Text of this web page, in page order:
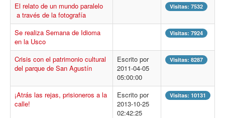
El relato de un mundo paralelo
a través de la fotografía
Visitas: 7532
Se realiza Semana de Idioma
en la Usco
Visitas: 7924
Crisis con el patrimonio cultural
del parque de San Agustín
Escrito por
2011-04-05
05:00:00
Visitas: 8287
¡Atrás las rejas, prisioneros a la
calle!
Escrito por
2013-10-25
02:42:25
Visitas: 10131